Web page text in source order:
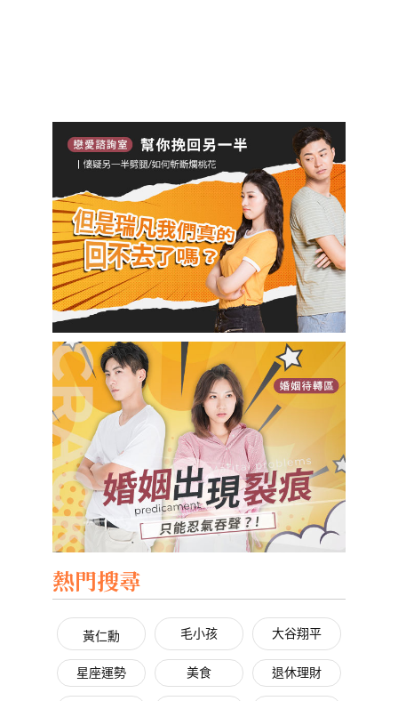
熱門搜尋
黃仁勳 毛小孩 大谷翔平
星座運勢 美食 退休理財